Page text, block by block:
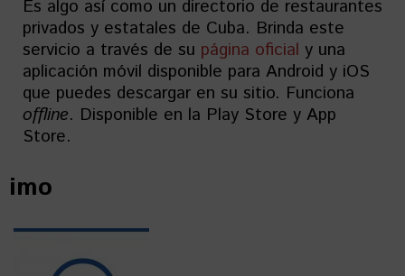
Es algo así como un directorio de restaurantes
privados y estatales de Cuba. Brinda este
servicio a través de su página oficial y una
aplicación móvil disponible para Android y iOS
que puedes descargar en su sitio. Funciona
offline. Disponible en la Play Store y App
Store.
imo